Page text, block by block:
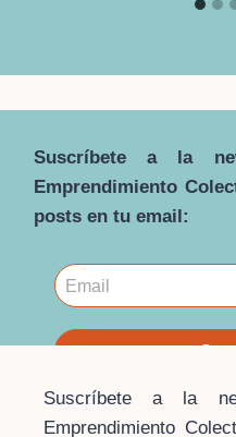
Suscríbete a la
Emprendimiento
posts en tu email:
Suscríbete a la
Emprendimiento